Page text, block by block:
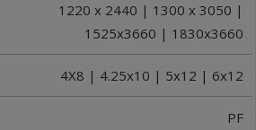
1220 x 2440 | 1300 x 3050 |
1525x3660 | 1830x3660
4X8 | 4.25x10 | 5x12 | 6x12
PF